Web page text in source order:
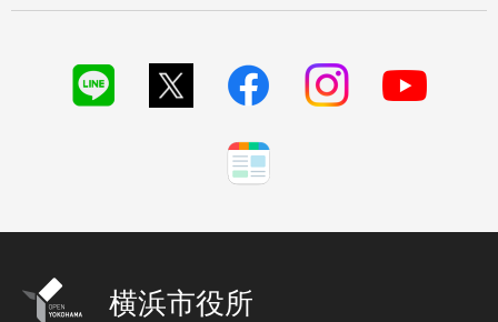
横浜市役所